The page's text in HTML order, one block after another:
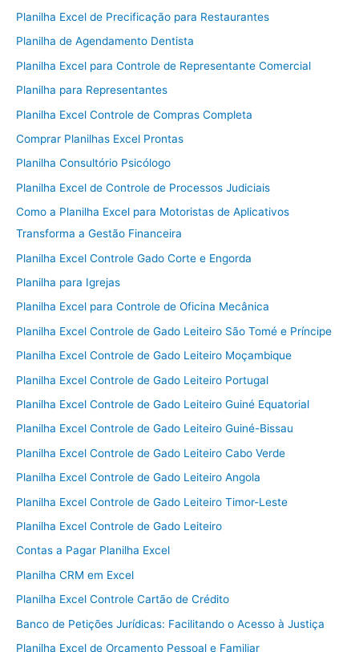
Planilha Excel de Precificação para Restaurantes
Planilha de Agendamento Dentista
Planilha Excel para Controle de Representante Comercial
Planilha para Representantes
Planilha Excel Controle de Compras Completa
Comprar Planilhas Excel Prontas
Planilha Consultório Psicólogo
Planilha Excel de Controle de Processos Judiciais
Como a Planilha Excel para Motoristas de Aplicativos
Transforma a Gestão Financeira
Planilha Excel Controle Gado Corte e Engorda
Planilha para Igrejas
Planilha Excel para Controle de Oficina Mecânica
Planilha Excel Controle de Gado Leiteiro São Tomé e Príncipe
Planilha Excel Controle de Gado Leiteiro Moçambique
Planilha Excel Controle de Gado Leiteiro Portugal
Planilha Excel Controle de Gado Leiteiro Guiné Equatorial
Planilha Excel Controle de Gado Leiteiro Guiné-Bissau
Planilha Excel Controle de Gado Leiteiro Cabo Verde
Planilha Excel Controle de Gado Leiteiro Angola
Planilha Excel Controle de Gado Leiteiro Timor-Leste
Planilha Excel Controle de Gado Leiteiro
Contas a Pagar Planilha Excel
Planilha CRM em Excel
Planilha Excel Controle Cartão de Crédito
Banco de Petições Jurídicas: Facilitando o Acesso à Justiça
Planilha Excel de Orçamento Pessoal e Familiar